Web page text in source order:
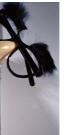
行銷，創造
，願意選擇
VS